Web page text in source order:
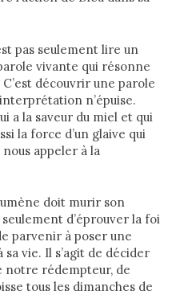
pas seulement lire un
vivante qui résonne
C’est découvrir une parole
n’épuise.
a la saveur du miel et qui
la force d’un glaive qui
appeler à la
doit murir son
d’éprouver la foi
parvenir à poser une
vie. Il s’agit de décider
notre rédempteur, de
tous les dimanches de